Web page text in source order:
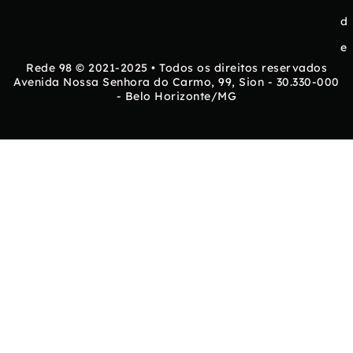
d
e
Rede 98 © 2021-2025 • Todos os direitos reservados
Avenida Nossa Senhora do Carmo, 99, Sion - 30.330-000
- Belo Horizonte/MG